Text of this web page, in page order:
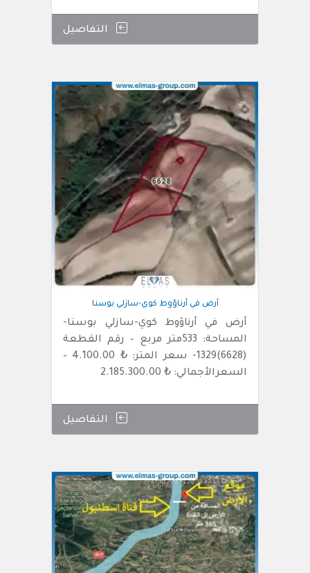
التفاصيل
أرض في أرناؤوط كوي-سازلي بوسنا
أرض في أرناؤوط كوي-سازلي بوسنا-
المساحة: 533متر مربع – رقم القطعة
(6628)1329- سعر المتر: ₺ 4.100.00 –
السعرالأجمالي: ₺ 2.185.300.00
التفاصيل